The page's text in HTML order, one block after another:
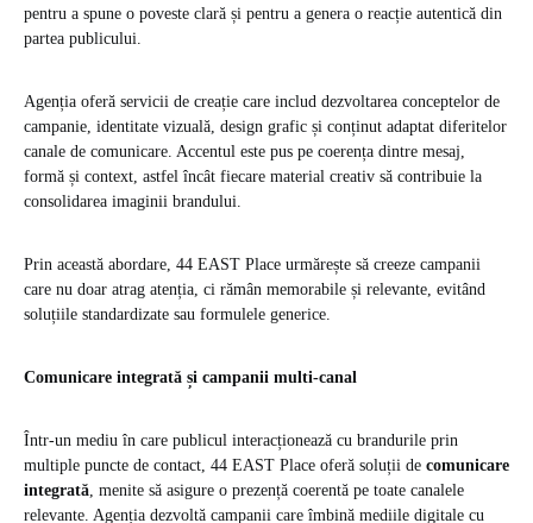
pentru a spune o poveste clară și pentru a genera o reacție autentică din
partea publicului.
Agenția oferă servicii de creație care includ dezvoltarea conceptelor de
campanie, identitate vizuală, design grafic și conținut adaptat diferitelor
canale de comunicare. Accentul este pus pe coerența dintre mesaj,
formă și context, astfel încât fiecare material creativ să contribuie la
consolidarea imaginii brandului.
Prin această abordare, 44 EAST Place urmărește să creeze campanii
care nu doar atrag atenția, ci rămân memorabile și relevante, evitând
soluțiile standardizate sau formulele generice.
Comunicare integrată și campanii multi-canal
Într-un mediu în care publicul interacționează cu brandurile prin
multiple puncte de contact, 44 EAST Place oferă soluții de comunicare
integrată, menite să asigure o prezență coerentă pe toate canalele
relevante. Agenția dezvoltă campanii care îmbină mediile digitale cu